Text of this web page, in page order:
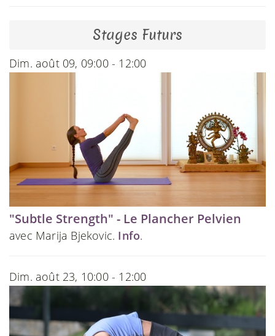
Stages Futurs
Dim. août 09, 09:00 - 12:00
"Subtle Strength" - Le Plancher Pelvien
avec Marija Bjekovic. Info.
Dim. août 23, 10:00 - 12:00